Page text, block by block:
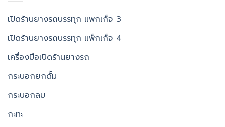
เปิดร้านยางรถบรรทุก แพกเก็จ 3
เปิดร้านยางรถบรรทุก แพ็กเก็จ 4
เครื่องมือเปิดร้านยางรถ
กระบอกยกดั้ม
กระบอกลม
กะทะ